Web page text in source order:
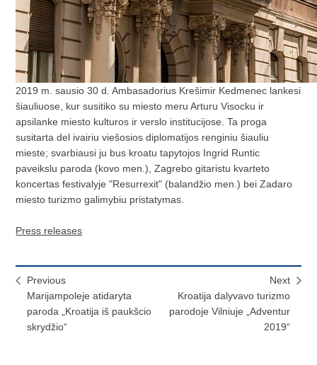
2019 m. sausio 30 d. Ambasadorius Krešimir Kedmenec lankesi
šiauliuose, kur susitiko su miesto meru Arturu Visocku ir
apsilanke miesto kulturos ir verslo institucijose. Ta proga
susitarta del ivairiu viešosios diplomatijos renginiu šiauliu
mieste; svarbiausi ju bus kroatu tapytojos Ingrid Runtic
paveikslu paroda (kovo men.), Zagrebo gitaristu kvarteto
koncertas festivalyje "Resurrexit" (balandžio men.) bei Zadaro
miesto turizmo galimybiu pristatymas.
Press releases
Previous
Marijampoleje atidaryta
paroda „Kroatija iš paukšcio
skrydžio“
Next
Kroatija dalyvavo turizmo
parodoje Vilniuje „Adventur
2019“